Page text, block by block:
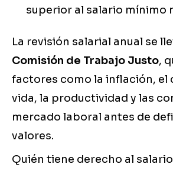
superior al salario mínimo
La revisión salarial anual se
Comisión de Trabajo Justo,
factores como la inflación, el
vida, la productividad y las
mercado laboral antes de
valores.
Quién tiene derecho al